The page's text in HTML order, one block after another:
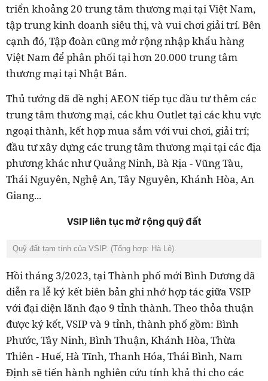
triển khoảng 20 trung tâm thương mại tại Việt Nam,
tập trung kinh doanh siêu thị, và vui chơi giải trí. Bên
cạnh đó, Tập đoàn cũng mở rộng nhập khẩu hàng
Việt Nam để phân phối tại hơn 20.000 trung tâm
thương mại tại Nhật Bản.
Thủ tướng đã đề nghị AEON tiếp tục đầu tư thêm các
trung tâm thương mại, các khu Outlet tại các khu vực
ngoại thành, kết hợp mua sắm với vui chơi, giải trí;
đầu tư xây dựng các trung tâm thương mại tại các địa
phương khác như Quảng Ninh, Bà Rịa - Vũng Tàu,
Thái Nguyên, Nghệ An, Tây Nguyên, Khánh Hòa, An
Giang...
VSIP liên tục mở rộng quỹ đất
Quỹ đất tạm tính của VSIP. (Tổng hợp: Hà Lê).
Hồi tháng 3/2023, tại Thành phố mới Bình Dương đã
diễn ra lễ ký kết biên bản ghi nhớ hợp tác giữa VSIP
với đại diện lãnh đạo 9 tỉnh thành. Theo thỏa thuận
được ký kết, VSIP và 9 tỉnh, thành phố gồm: Bình
Phước, Tây Ninh, Bình Thuận, Khánh Hòa, Thừa
Thiên - Huế, Hà Tĩnh, Thanh Hóa, Thái Bình, Nam
Định sẽ tiến hành nghiên cứu tính khả thi cho các